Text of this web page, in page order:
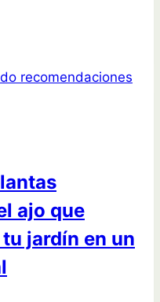
ajo que
jardín en un